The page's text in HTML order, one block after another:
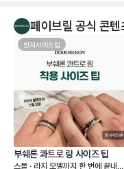
페이브릴 공식 콘텐
반지사이즈팁
부쉐론 콰트로 링 사이즈 팁
스몰 · 라지 모델까지 한 번에 끝내는